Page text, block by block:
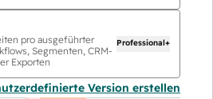
pro ausgeführter
Segmenten, CRM-
Exporten
Professional+
Version erstellen